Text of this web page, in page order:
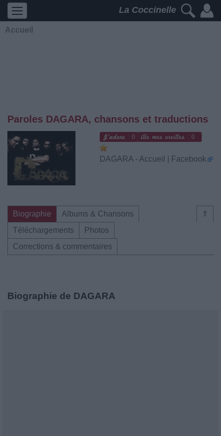
La Coccinelle
Accueil
Paroles DAGARA, chansons et traductions
0 0
DAGARA - Accueil | Facebook
⇑
Biographie
Albums & Chansons
Téléchargements
Photos
Corrections & commentaires
Biographie de DAGARA